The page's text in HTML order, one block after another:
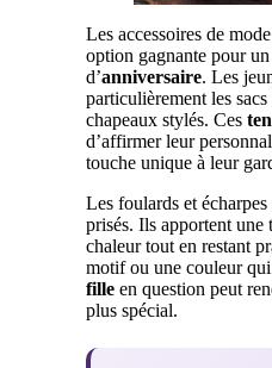
Les accessoires de
option gagnante pour un
d’anniversaire. Les
particulièrement les
chapeaux stylés. Ces
d’affirmer leur
touche unique à leur
Les foulards et
prisés. Ils apportent une
chaleur tout en restant
motif ou une couleur
fille en question peut
plus spécial.